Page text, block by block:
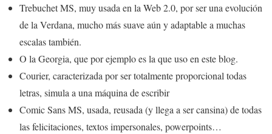
Trebuchet MS, muy usada en la Web 2.0, por ser una evolución
de la Verdana, mucho más suave aún y adaptable a muchas
escalas también.
O la Georgia, que por ejemplo es la que uso en este blog.
Courier, caracterizada por ser totalmente proporcional todas
letras, simula a una máquina de escribir
Comic Sans MS, usada, reusada (y llega a ser cansina) de todas
las felicitaciones, textos impersonales, powerpoints…